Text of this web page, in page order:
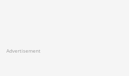
Advertisement